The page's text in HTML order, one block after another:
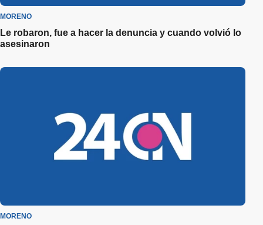
MORENO
Le robaron, fue a hacer la denuncia y cuando volvió lo
asesinaron
MORENO